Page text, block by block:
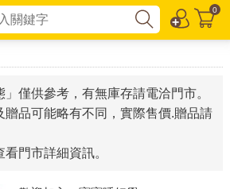
0
僅供參考，有無庫存請電洽門市。
品可能略有不同，實際售價.贈品請
門市詳細資訊。